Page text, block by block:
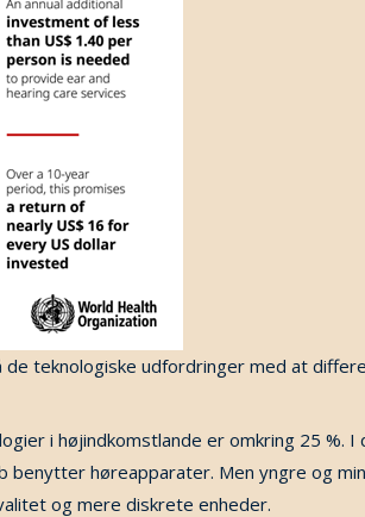
teknologiske udfordringer med at
i højindkomstlande er omkring 25 %.
benytter høreapparater. Men yngre og
og mere diskrete enheder.